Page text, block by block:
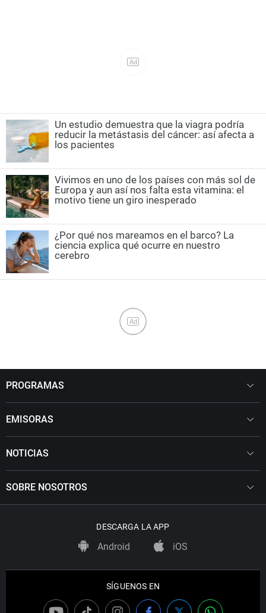
Un estudio demuestra que la viagra podría
reducir la metástasis del cáncer: así afecta a
los pacientes
Vivimos en uno de los países con más sol de
Europa y aun así nos falta esta vitamina: el
motivo tiene un giro inesperado
¿Por qué nos mareamos en el barco? La
ciencia explica qué ocurre en nuestro
cerebro
Ad
PROGRAMAS
EMISORAS
NOTICIAS
SOBRE NOSOTROS
DESCARGA LA APP
Android iOS
SÍGUENOS EN